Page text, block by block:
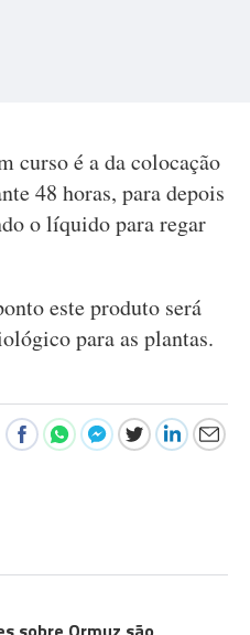
curso é a da colocação
48 horas, para depois
o líquido para regar
este produto será
para as plantas.